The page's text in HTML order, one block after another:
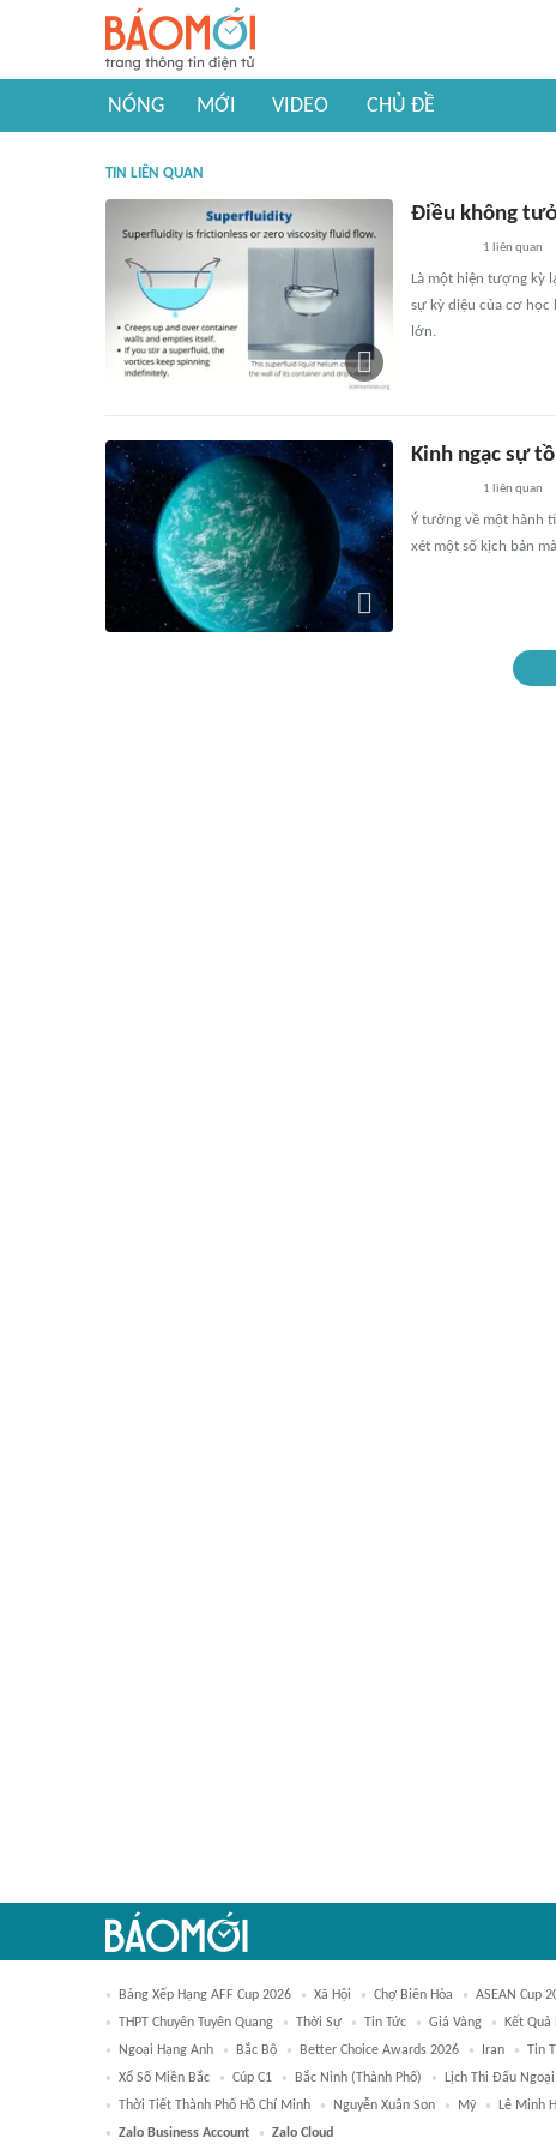
NÓNG MỚI VIDEO CHỦ ĐỀ
TIN LIÊN QUAN
Điều không
1 liên quan
Là một hiện tượng kỳ
sự kỳ diệu của cơ
lớn.
Kinh ngạc sự
1 liên quan
Ý tưởng về một hành
xét một số kịch bản
Bảng Xếp Hạng AFF Cup 2026 Xã Hội Chợ Biên Hòa ASEAN Cup
THPT Chuyên Tuyên Quang
Thời Sự Tin Tức Giá Vàng Kết Quả
Ngoại Hạng Anh
Bắc Bộ Better Choice Awards 2026 Iran Tin
Xổ Số Miền Bắc
Cúp C1 Bắc Ninh (thành Phố) Lịch Thi Đấu
Thời Tiết Thành Phố Hồ Chí Minh
Nguyễn Xuân Son Mỹ Lê Minh
Zalo Business Account
Zalo Cloud